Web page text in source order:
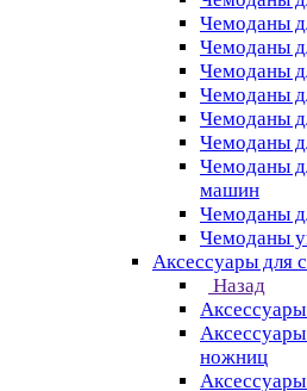
Чемоданы
Чемоданы
Чемоданы
Чемоданы
Чемоданы
Чемоданы
Чемоданы
машин
Чемоданы
Чемоданы
Аксессуары для
Назад
ножниц